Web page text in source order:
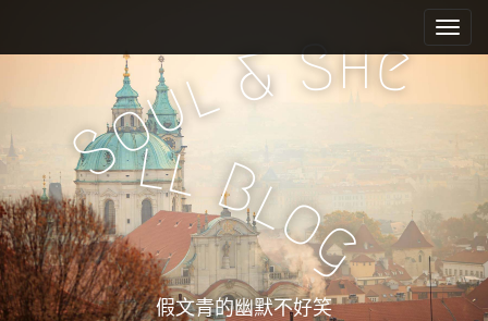
e
n
u
i
c
n
t
e
n
t
Soul&She
ll Bl
og
假文青的幽默不好笑